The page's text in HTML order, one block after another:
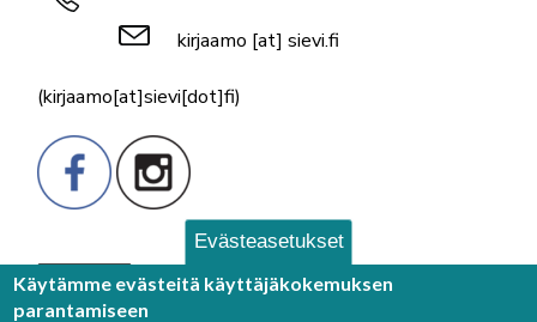
kirjaamo [at] sievi.fi
(kirjaamo[at]sievi[dot]fi)
Palaute
Evästeasetukset
Käytämme evästeitä käyttäjäkokemuksen
parantamiseen